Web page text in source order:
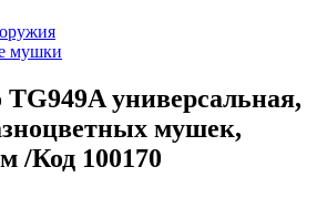
мушки
универсальная,
мушек,
/Код 100170